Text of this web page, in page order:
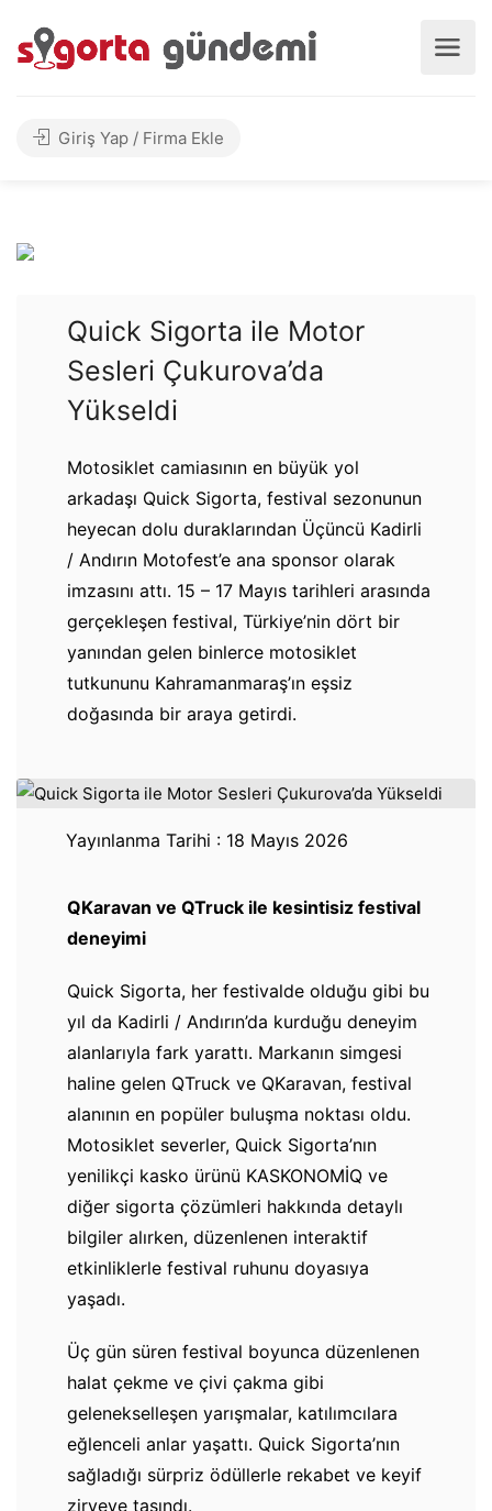
Giriş Yap / Firma Ekle
Quick Sigorta ile Motor
Sesleri Çukurova’da
Yükseldi
Motosiklet camiasının en büyük yol
arkadaşı Quick Sigorta, festival sezonunun
heyecan dolu duraklarından Üçüncü Kadirli
/ Andırın Motofest’e ana sponsor olarak
imzasını attı. 15 – 17 Mayıs tarihleri arasında
gerçekleşen festival, Türkiye’nin dört bir
yanından gelen binlerce motosiklet
tutkununu Kahramanmaraş’ın eşsiz
doğasında bir araya getirdi.
Yayınlanma Tarihi : 18 Mayıs 2026
QKaravan ve QTruck ile kesintisiz festival
deneyimi
Quick Sigorta, her festivalde olduğu gibi bu
yıl da Kadirli / Andırın’da kurduğu deneyim
alanlarıyla fark yarattı. Markanın simgesi
haline gelen QTruck ve QKaravan, festival
alanının en popüler buluşma noktası oldu.
Motosiklet severler, Quick Sigorta’nın
yenilikçi kasko ürünü KASKONOMİQ ve
diğer sigorta çözümleri hakkında detaylı
bilgiler alırken, düzenlenen interaktif
etkinliklerle festival ruhunu doyasıya
yaşadı.
Üç gün süren festival boyunca düzenlenen
halat çekme ve çivi çakma gibi
gelenekselleşen yarışmalar, katılımcılara
eğlenceli anlar yaşattı. Quick Sigorta’nın
sağladığı sürpriz ödüllerle rekabet ve keyif
zirveye taşındı.